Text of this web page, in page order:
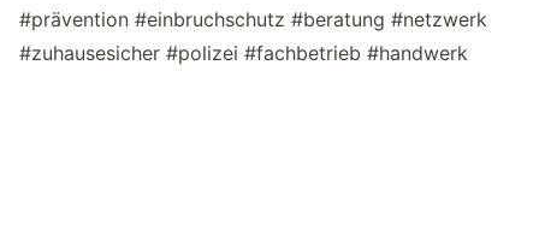
#prävention #einbruchschutz #beratung #netzwerk
#zuhausesicher #polizei #fachbetrieb #handwerk